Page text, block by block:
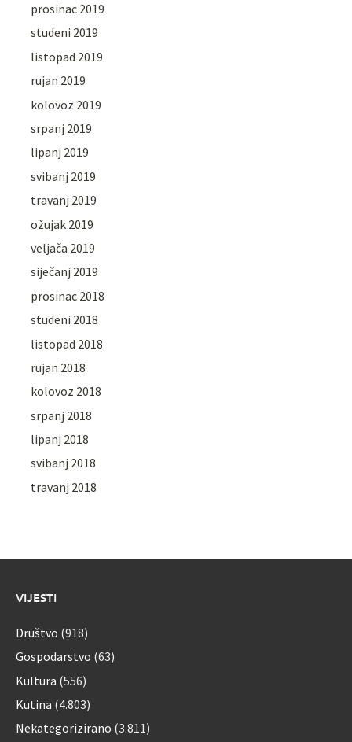
prosinac 2019
studeni 2019
listopad 2019
rujan 2019
kolovoz 2019
srpanj 2019
lipanj 2019
svibanj 2019
travanj 2019
ožujak 2019
veljača 2019
siječanj 2019
prosinac 2018
studeni 2018
listopad 2018
rujan 2018
kolovoz 2018
srpanj 2018
lipanj 2018
svibanj 2018
travanj 2018
VIJESTI
Društvo (918)
Gospodarstvo (63)
Kultura (556)
Kutina (4.803)
Nekategorizirano (3.811)